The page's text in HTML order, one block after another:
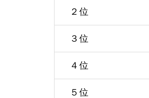
２位
３位
４位
５位